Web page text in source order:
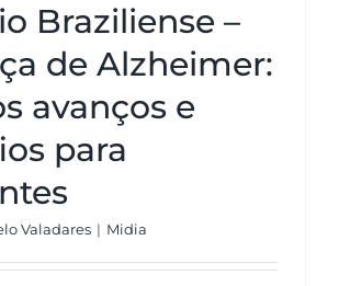
Cérebro
Braziliense –
de Alzheimer:
avanços e
para
Valadares | Midia